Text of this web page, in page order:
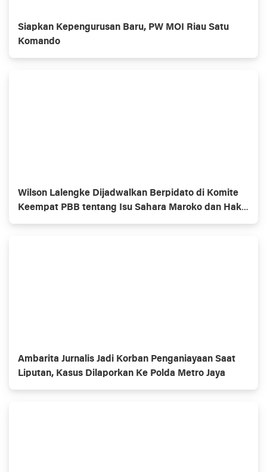
Siapkan Kepengurusan Baru, PW MOI Riau Satu
Komando
Wilson Lalengke Dijadwalkan Berpidato di Komite
Keempat PBB tentang Isu Sahara Maroko dan Hak
Asasi Manusia
Ambarita Jurnalis Jadi Korban Penganiayaan Saat
Liputan, Kasus Dilaporkan Ke Polda Metro Jaya